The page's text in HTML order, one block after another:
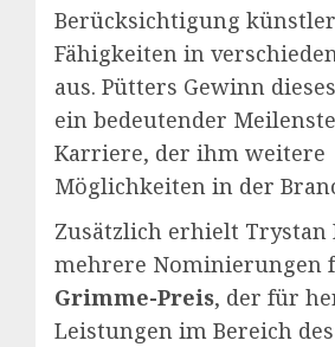
Berücksichtigung
Fähigkeiten in
aus. Pütters Gewinn
ein bedeutender
Karriere, der ihm weitere
Möglichkeiten in der
Zusätzlich erhielt Trystan
mehrere Nominierungen
Grimme-Preis, der für
Leistungen im Bereich